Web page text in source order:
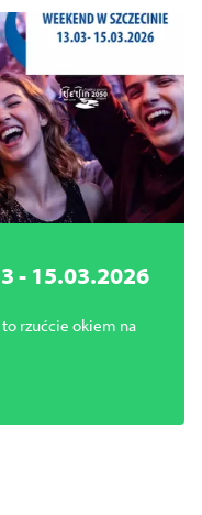
- 15.03.2026
to rzućcie okiem na